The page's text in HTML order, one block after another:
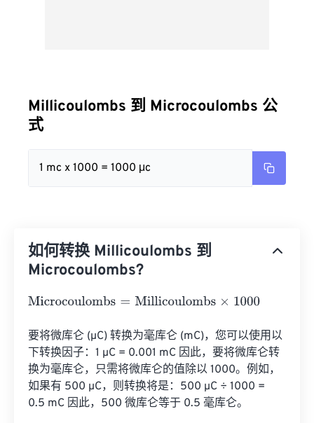
Millicoulombs 到 Microcoulombs 公
式
1 mc x 1000 = 1000 μc
如何转换 Millicoulombs 到
Microcoulombs?
Microcoulombs=Millicoulombs×1000
要将微库仑 (µC) 转换为毫库仑 (mC)，您可以使用以
下转换因子：1 µC = 0.001 mC 因此，要将微库仑转
换为毫库仑，只需将微库仑的值除以 1000。例如，
如果有 500 µC，则转换将是：500 µC ÷ 1000 =
0.5 mC 因此，500 微库仑等于 0.5 毫库仑。